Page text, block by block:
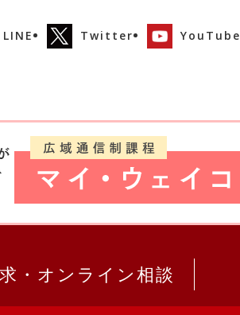
LINE Twitter YouTube
・オンライン相談